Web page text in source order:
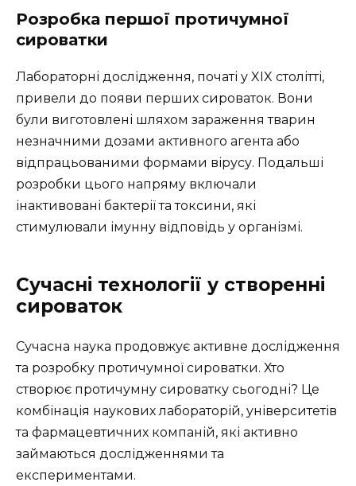
Розробка першої протичумної
сироватки
Лабораторні дослідження, початі у XIX столітті,
привели до появи перших сироваток. Вони
були виготовлені шляхом зараження тварин
незначними дозами активного агента або
відпрацьованими формами вірусу. Подальші
розробки цього напряму включали
інактивовані бактерії та токсини, які
стимулювали імунну відповідь у організмі.
Сучасні технології у створенні
сироваток
Сучасна наука продовжує активне дослідження
та розробку протичумної сироватки. Хто
створює протичумну сироватку сьогодні? Це
комбінація наукових лабораторій, університетів
та фармацевтичних компаній, які активно
займаються дослідженнями та
експериментами.